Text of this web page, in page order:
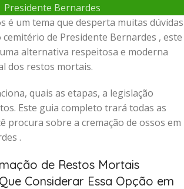
Presidente Bernardes
é um tema que desperta muitas dúvidas
cemitério de Presidente Bernardes , este
alternativa respeitosa e moderna
dos restos mortais.
quais as etapas, a legislação
Este guia completo trará todas as
procura sobre a cremação de ossos em
.
de Restos Mortais
Considerar Essa Opção em